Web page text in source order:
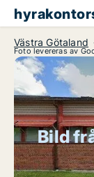
Västra Götaland
Foto levereras av
Bild